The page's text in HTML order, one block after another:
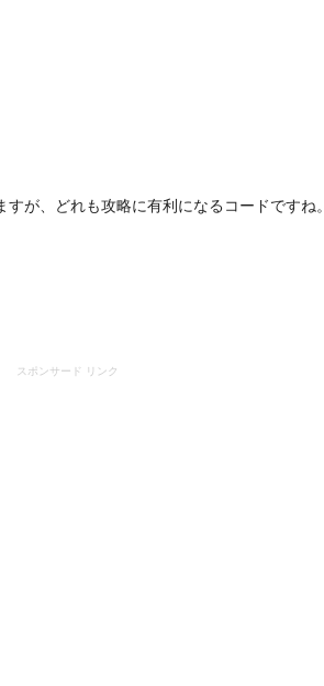
が、どれも攻略に有利になるコードですね。
スポンサード リンク